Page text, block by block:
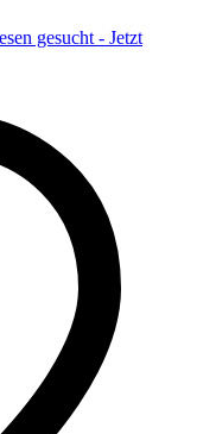
gesucht - Jetzt